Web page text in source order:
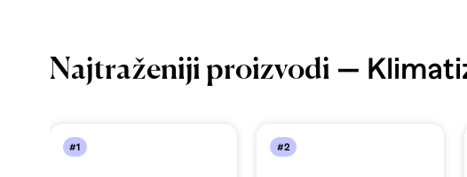
Najtraženiji proizvodi —
#1 #2